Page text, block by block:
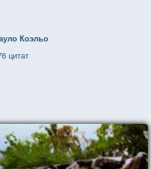
Коэльо
цитат